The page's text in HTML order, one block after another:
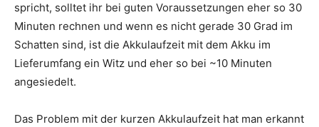
spricht, solltet ihr bei guten Voraussetzungen eher so 30
Minuten rechnen und wenn es nicht gerade 30 Grad im
Schatten sind, ist die Akkulaufzeit mit dem Akku im
Lieferumfang ein Witz und eher so bei ~10 Minuten
angesiedelt.
Das Problem mit der kurzen Akkulaufzeit hat man erkannt